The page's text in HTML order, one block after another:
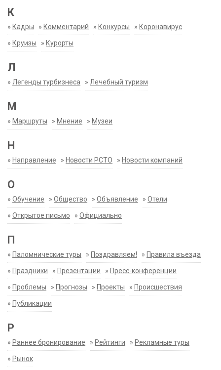
К
» Кадры » Комментарий » Конкурсы » Коронавирус
» Круизы » Курорты
Л
» Легенды турбизнеса » Лечебный туризм
М
» Маршруты » Мнение » Музеи
Н
» Направление » Новости РСТО » Новости компаний
О
» Обучение » Общество » Объявление » Отели
» Открытое письмо » Официально
П
» Паломнические туры » Поздравляем! » Правила въезда
» Праздники » Презентации » Пресс-конференции
» Проблемы » Прогнозы » Проекты » Происшествия
» Публикации
Р
» Раннее бронирование » Рейтинги » Рекламные туры
» Рынок